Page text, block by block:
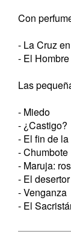
Con
- La Cruz
- El
Las
- Miedo
- ¿Castigo?
- El fin de la
- Chumbote
- Maruja:
- El desertor
- Venganza
- El